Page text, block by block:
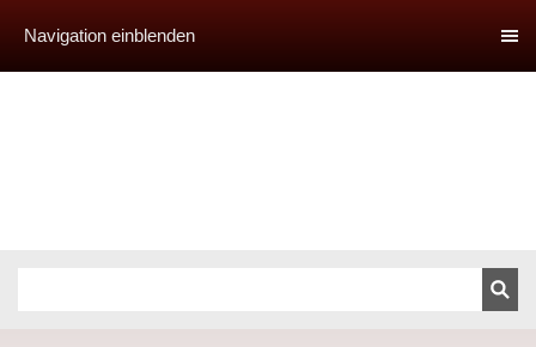
Navigation einblenden